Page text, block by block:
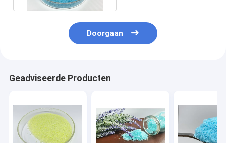
Doorgaan
Geadviseerde Producten